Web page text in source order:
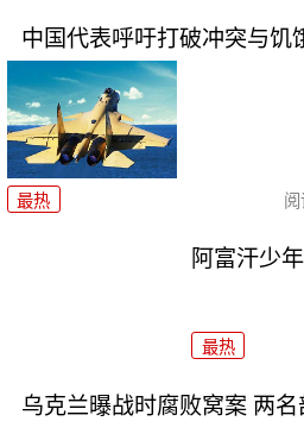
中国代表呼吁打破冲突与饥
最热
阿富汗少
最热
乌克兰曝战时腐败窝案 两名